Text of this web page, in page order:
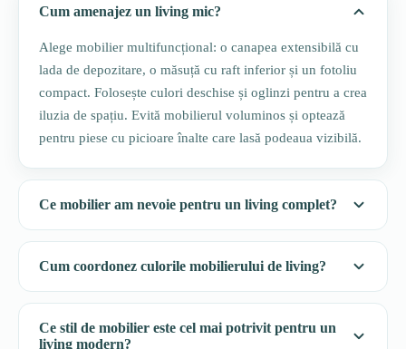
Cum amenajez un living mic?
Alege mobilier multifuncțional: o canapea extensibilă cu
lada de depozitare, o măsuță cu raft inferior și un fotoliu
compact. Folosește culori deschise și oglinzi pentru a crea
iluzia de spațiu. Evită mobilierul voluminos și optează
pentru piese cu picioare înalte care lasă podeaua vizibilă.
Ce mobilier am nevoie pentru un living complet?
Cum coordonez culorile mobilierului de living?
Ce stil de mobilier este cel mai potrivit pentru un
living modern?